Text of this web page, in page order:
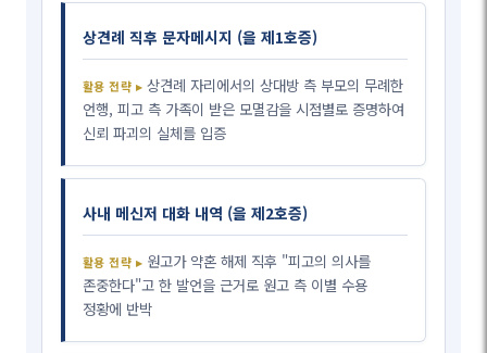
상견례 직후 문자메시지 (을 제1호증)
상견례 자리에서의 상대방 측 부모의 무례한
언행, 피고 측 가족이 받은 모멸감을 시점별로 증명하여
신뢰 파괴의 실체를 입증
사내 메신저 대화 내역 (을 제2호증)
원고가 약혼 해제 직후 "피고의 의사를
존중한다"고 한 발언을 근거로 원고 측 이별 수용
정황에 반박